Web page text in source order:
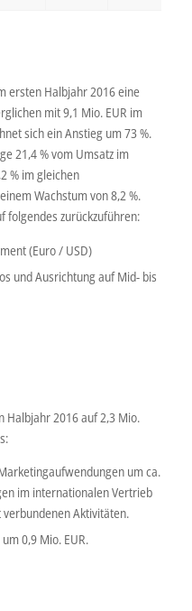
ersten Halbjahr 2016 eine
mit 9,1 Mio. EUR im
sich ein Anstieg um 73 %.
21,4 % vom Umsatz im
% im gleichen
Wachstum von 8,2 %.
folgendes zurückzuführen:
(Euro / USD)
und Ausrichtung auf Mid- bis
Halbjahr 2016 auf 2,3 Mio.
um ca.
im internationalen Vertrieb
Aktivitäten.
0,9 Mio. EUR.